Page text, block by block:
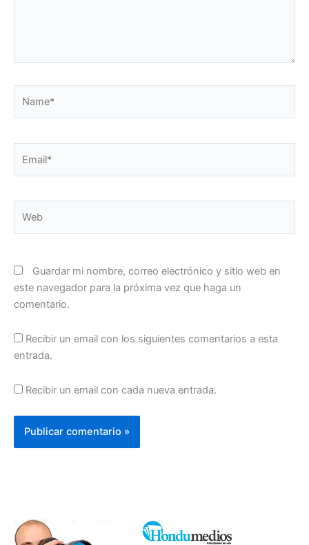
Guardar mi nombre, correo electrónico y sitio web en
este navegador para la próxima vez que haga un
comentario.
Recibir un email con los siguientes comentarios a esta
entrada.
Recibir un email con cada nueva entrada.